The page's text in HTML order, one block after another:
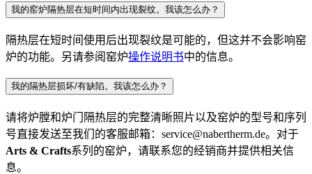
我的窑炉隔热层在短时间内出现裂纹。我该怎么办？
隔热层在短时间使用后出现裂纹是可能的，但这并不会影响窑
炉的功能。另请参阅窑炉操作说明书中的信息。
我的隔热层损坏/有缺陷。我该怎么办？
请将炉膛和炉门隔热层的完整清晰照片以及窑炉的型号和序列
号直接发送至我们的客服邮箱： service@nabertherm.de。对于
Arts & Crafts系列的窑炉，请联系您的经销商并提供相关信
息。